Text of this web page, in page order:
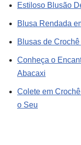
Estiloso Blusão
Blusa Rendada
Blusas de
Conheça o
Abacaxi
Colete em
o Seu